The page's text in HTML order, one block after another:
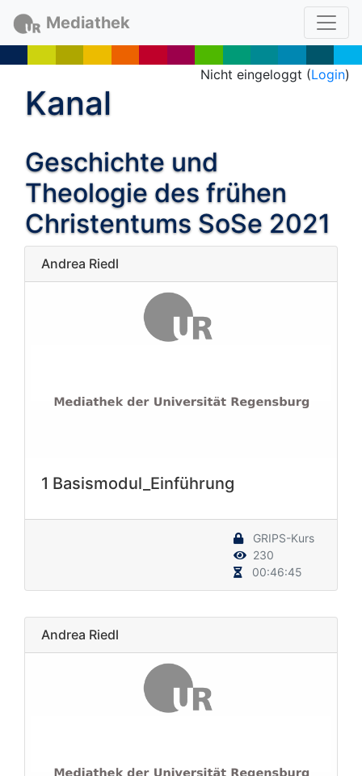
Mediathek
Nicht eingeloggt (Login)
Kanal
Geschichte und
Theologie des frühen
Christentums SoSe 2021
Andrea Riedl
1 Basismodul_Einführung
GRIPS-Kurs
230
00:46:45
Andrea Riedl